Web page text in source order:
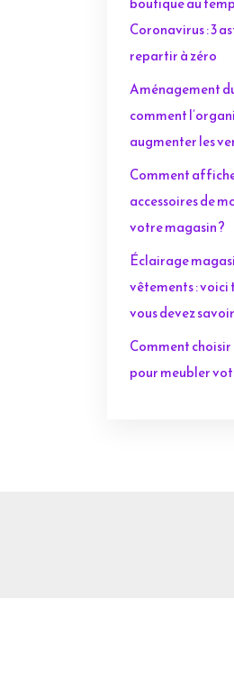
Coronavirus : 3
repartir à zéro
Aménagement
comment
augmenter les
Comment
accessoires de
votre magasin ?
Éclairage
vêtements : voici
vous devez savoir
Comment
pour meubler